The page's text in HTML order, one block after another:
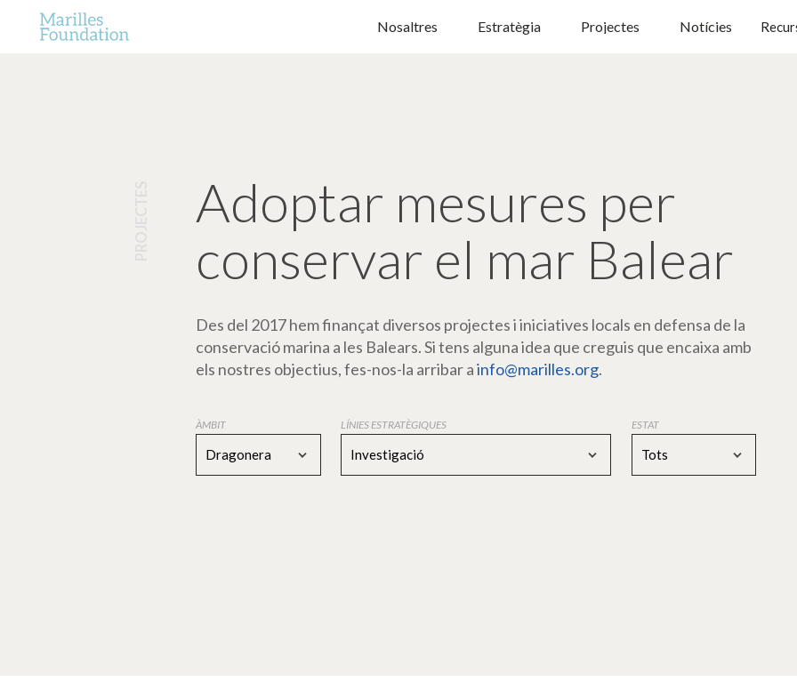
Nosaltres Estratègia Projectes Notícies
Adoptar mesures per
conservar el mar Balear
Des del 2017 hem finançat diversos projectes i iniciatives locals en defensa de la
conservació marina a les Balears. Si tens alguna idea que creguis que encaixa amb
els nostres objectius, fes-nos-la arribar ainfo@marilles.org.
ÀMBIT
Dragonera
LÍNIES ESTRATÈGIQUES
Investigació
ESTAT
Tots